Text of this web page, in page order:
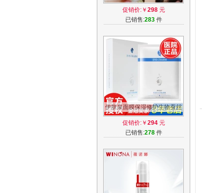
母新生面膜乳修护补水亮肤控
油滋润
促销价:￥ 298元
已销售:283件
伊肤泉面膜保湿修护生物蚕丝
敷膜补水修护微针修护保湿水
光针面膜
促销价:￥ 294元
已销售:278件